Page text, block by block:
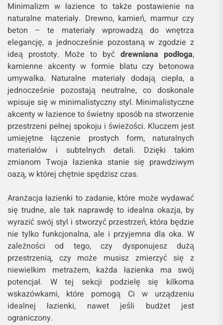
Minimalizm w łazience to także postawienie na
naturalne materiały. Drewno, kamień, marmur czy
beton – te materiały wprowadzą do wnętrza
elegancję, a jednocześnie pozostaną w zgodzie z
ideą prostoty. Może to byćdrewniana podłoga,
kamienne akcenty w formie blatu czy betonowa
umywalka. Naturalne materiały dodają ciepła, a
jednocześnie pozostają neutralne, co doskonale
wpisuje się w minimalistyczny styl. Minimalistyczne
akcenty w łazience to świetny sposób na stworzenie
przestrzeni pełnej spokoju i świeżości. Kluczem jest
umiejętne łączenie prostych form, naturalnych
materiałów i subtelnych detali. Dzięki takim
zmianom Twoja łazienka stanie się prawdziwym
oazą, w której chętnie spędzisz czas.
Aranżacja łazienki to zadanie, które może wydawać
się trudne, ale tak naprawdę to idealna okazja, by
wyrazić swój styl i stworzyć przestrzeń, która będzie
nie tylko funkcjonalna, ale i przyjemna dla oka. W
zależności od tego, czy dysponujesz dużą
przestrzenią, czy może musisz zmierzyć się z
niewielkim metrażem, każda łazienka ma swój
potencjał. W tej sekcji podzielę się kilkoma
wskazówkami, które pomogą Ci w urządzeniu
idealnej łazienki, nawet jeśli budżet jest
ograniczony.